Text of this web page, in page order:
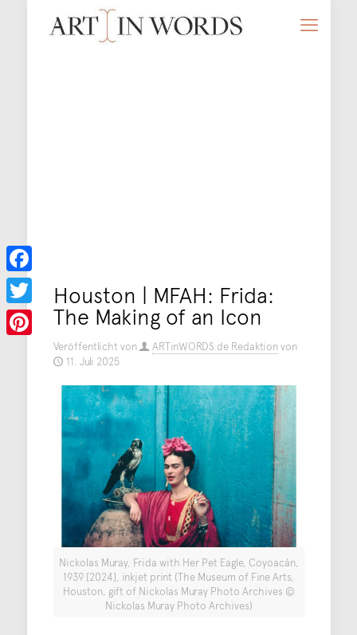
Houston | MFAH: Frida:
The Making of an Icon
Veröffentlicht von ARTinWORDS.de Redaktionvon
11. Juli 2025
Nickolas Muray, Frida with Her Pet Eagle, Coyoacán,
1939 [2024], inkjet print (The Museum of Fine Arts,
Houston, gift of Nickolas Muray Photo Archives ©
Nickolas Muray Photo Archives)
Facebook
Twitter